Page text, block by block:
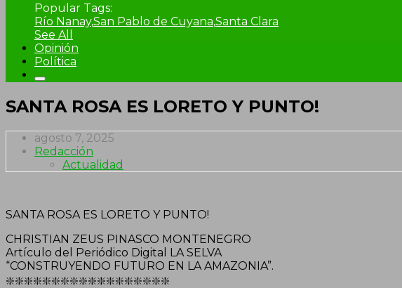
Popular Tags:
Río Nanay,San Pablo de Cuyana,Santa Clara
See All
Opinión
Política
SANTA ROSA ES LORETO Y PUNTO!
agosto 7, 2025
Redacción
Actualidad
SANTA ROSA ES LORETO Y PUNTO!
CHRISTIAN ZEUS PINASCO MONTENEGRO
Artículo del Periódico Digital LA SELVA
“CONSTRUYENDO FUTURO EN LA AMAZONIA”.
❇️❇️❇️❇️❇️❇️❇️❇️❇️❇️❇️❇️❇️❇️❇️❇️❇️❇️